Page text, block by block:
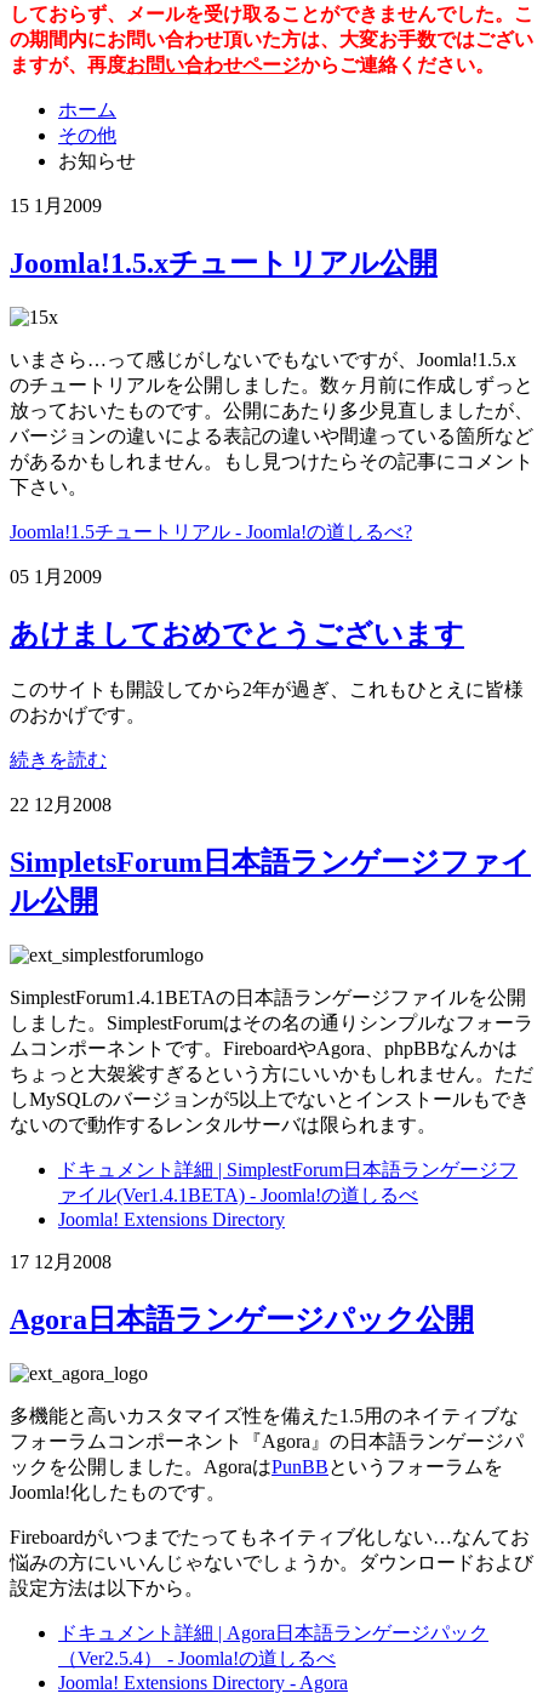
しておらず、メールを受け取ることができませんでした。こ
の期間内にお問い合わせ頂いた方は、大変お手数ではござい
ますが、再度お問い合わせページからご連絡ください。
ホーム
その他
お知らせ
15 1月 2009
Joomla!1.5.xチュートリアル公開
いまさら…って感じがしないでもないですが、Joomla!1.5.x
のチュートリアルを公開しました。数ヶ月前に作成しずっと
放っておいたものです。公開にあたり多少見直しましたが、
バージョンの違いによる表記の違いや間違っている箇所など
があるかもしれません。もし見つけたらその記事にコメント
下さい。
Joomla!1.5チュートリアル - Joomla!の道しるべ?
05 1月 2009
あけましておめでとうございます
このサイトも開設してから2年が過ぎ、これもひとえに皆様
のおかげです。
続きを読む
22 12月 2008
SimpletsForum日本語ランゲージファイ
ル公開
SimplestForum1.4.1BETAの日本語ランゲージファイルを公開
しました。SimplestForumはその名の通りシンプルなフォーラ
ムコンポーネントです。FireboardやAgora、phpBBなんかは
ちょっと大袈裟すぎるという方にいいかもしれません。ただ
しMySQLのバージョンが5以上でないとインストールもでき
ないので動作するレンタルサーバは限られます。
ドキュメント詳細 | SimplestForum日本語ランゲージフ
ァイル(Ver1.4.1BETA) - Joomla!の道しるべ
Joomla! Extensions Directory
17 12月 2008
Agora日本語ランゲージパック公開
多機能と高いカスタマイズ性を備えた1.5用のネイティブな
フォーラムコンポーネント『Agora』の日本語ランゲージパ
ックを公開しました。AgoraはPunBBというフォーラムを
Joomla!化したものです。
Fireboardがいつまでたってもネイティブ化しない…なんてお
悩みの方にいいんじゃないでしょうか。ダウンロードおよび
設定方法は以下から。
ドキュメント詳細 | Agora日本語ランゲージパック
（Ver2.5.4） - Joomla!の道しるべ
Joomla! Extensions Directory - Agora